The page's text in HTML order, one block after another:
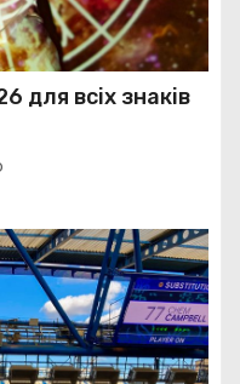
для всіх знаків